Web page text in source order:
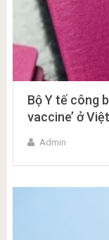
Bộ Y tế công
vaccine’ ở
Admin